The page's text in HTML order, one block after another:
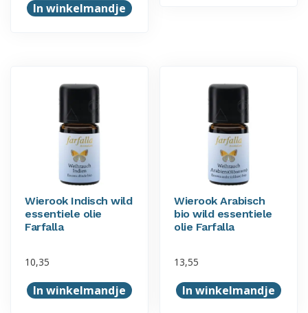
In winkelmandje
Wierook Indisch wild
essentiele olie
Farfalla
10,35
In winkelmandje
Wierook Arabisch
bio wild essentiele
olie Farfalla
13,55
In winkelmandje